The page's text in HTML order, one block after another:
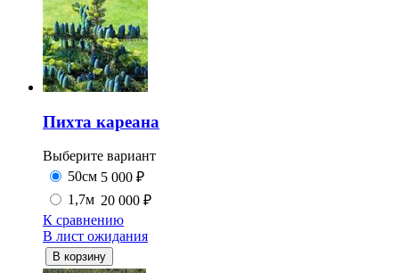
Пихта кареана
Выберите вариант
50см 5 000 ₽
1,7м 20 000 ₽
К сравнению
В лист ожидания
В корзину